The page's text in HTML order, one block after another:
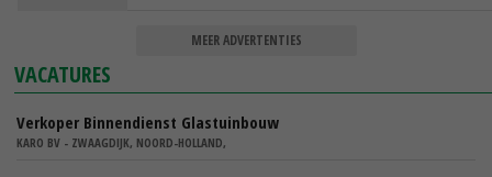
MEER ADVERTENTIES
VACATURES
Verkoper Binnendienst Glastuinbouw
KARO BV - ZWAAGDIJK, NOORD-HOLLAND,